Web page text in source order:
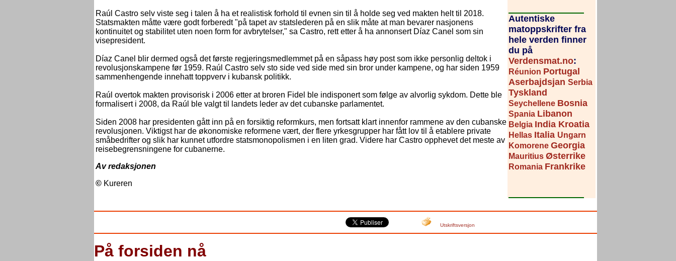
Autentiske
matoppskrifter fra
hele verden finner
du på
Verdensmat.no:
Réunion Portugal
Aserbajdsjan Serbia
Tyskland
Seychellene Bosnia
Spania Libanon
Belgia India Kroatia
Hellas Italia Ungarn
Komorene Georgia
Mauritius Østerrike
Romania Frankrike
Raúl Castro selv viste seg i talen å ha et realistisk forhold til evnen sin til å holde seg ved makten helt til 2018.
Statsmakten måtte være godt forberedt "på tapet av statslederen på en slik måte at man bevarer nasjonens
kontinuitet og stabilitet uten noen form for avbrytelser," sa Castro, rett etter å ha annonsert Díaz Canel som sin
visepresident.
Díaz Canel blir dermed også det første regjeringsmedlemmet på en såpass høy post som ikke personlig deltok i
revolusjonskampene før 1959. Raúl Castro selv sto side ved side med sin bror under kampene, og har siden 1959
sammenhengende innehatt toppverv i kubansk politikk.
Raúl overtok makten provisorisk i 2006 etter at broren Fidel ble indisponert som følge av alvorlig sykdom. Dette ble
formalisert i 2008, da Raúl ble valgt til landets leder av det cubanske parlamentet.
Siden 2008 har presidenten gått inn på en forsiktig reformkurs, men fortsatt klart innenfor rammene av den cubanske
revolusjonen. Viktigst har de økonomiske reformene vært, der flere yrkesgrupper har fått lov til å etablere private
småbedrifter og slik har kunnet utfordre statsmonopolismen i en liten grad. Videre har Castro opphevet det meste av
reisebegrensningene for cubanerne.
Av redaksjonen
© Kureren
Utskriftsversjon
På forsiden nå